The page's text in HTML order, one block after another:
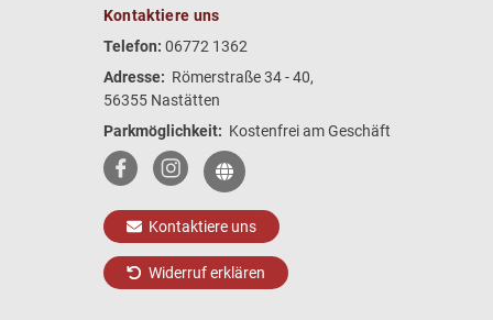
Kontaktiere uns
Telefon: 06772 1362
Adresse: Römerstraße 34 - 40,
56355 Nastätten
Parkmöglichkeit: Kostenfrei am Geschäft
Kontaktiere uns
Widerruf erklären